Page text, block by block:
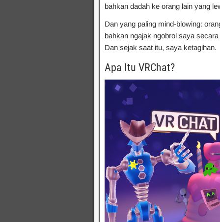
bahkan dadah ke orang lain yang
Dan yang paling mind-blowing:
bahkan ngajak ngobrol saya
Dan sejak saat itu, saya ketagihan.
Apa Itu VRChat?